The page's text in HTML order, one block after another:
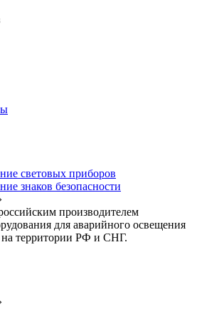
световых приборов
знаков безопасности
производителем
для аварийного освещения
на территории РФ и СНГ.